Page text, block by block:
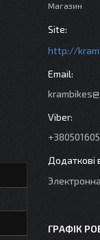
Магазин
http://
ГРАФІК